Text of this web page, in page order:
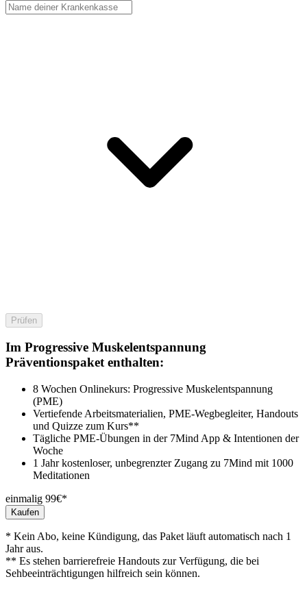
Prüfen
Im Progressive Muskelentspannung
Präventionspaket enthalten:
8 Wochen Onlinekurs: Progressive Muskelentspannung
(PME)
Vertiefende Arbeitsmaterialien, PME-Wegbegleiter, Handouts
und Quizze zum Kurs**
Tägliche PME-Übungen in der 7Mind App & Intentionen der
Woche
1 Jahr kostenloser, unbegrenzter Zugang zu 7Mind mit 1000
Meditationen
einmalig 99€*
Kaufen
* Kein Abo, keine Kündigung, das Paket läuft automatisch nach 1
Jahr aus.
** Es stehen barrierefreie Handouts zur Verfügung, die bei
Sehbeeinträchtigungen hilfreich sein können.